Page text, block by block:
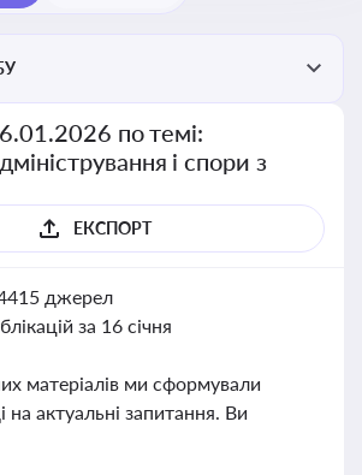
по темі:
і спори з
ЕКСПОРТ
джерел
за 16 січня
матеріалів ми сформували
на актуальні запитання. Ви